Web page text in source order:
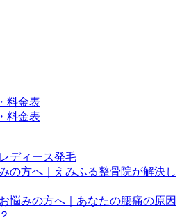
料金表
料金表
ディース発毛
の方へ｜えみふる整骨院が解決し
悩みの方へ｜あなたの腰痛の原因